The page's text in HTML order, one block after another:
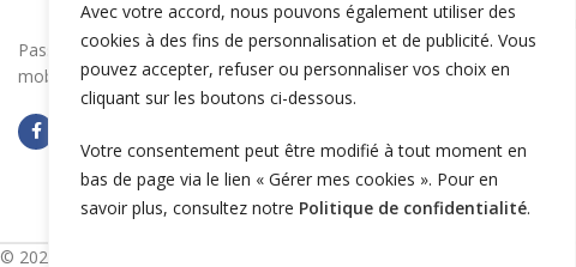
Avec votre accord, nous pouvons également utiliser des
cookies à des fins de personnalisation et de publicité. Vous
pouvez accepter, refuser ou personnaliser vos choix en
cliquant sur les boutons ci-dessous.
Votre consentement peut être modifié à tout moment en
bas de page via le lien « Gérer mes cookies ». Pour en
savoir plus, consultez notre Politique de confidentialité.
Passez à la vitesse supérieure en boostant la
mobilité électrique de votre entreprise
© 2025 OZECAR. Tous droits réservés.